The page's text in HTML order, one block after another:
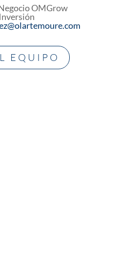
OMGrow
EQUIPO